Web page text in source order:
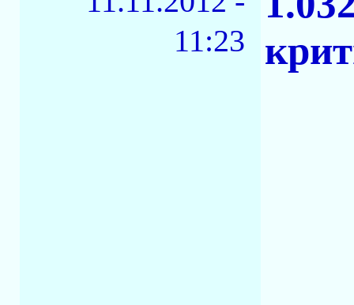
11:23